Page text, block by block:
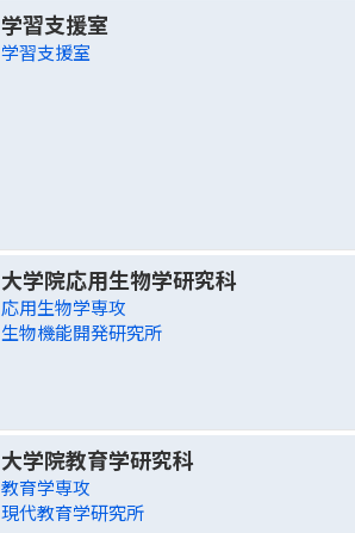
学習支援室
学習支援室
大学院応用生物学研究科
応用生物学専攻
生物機能開発研究所
大学院教育学研究科
教育学専攻
現代教育学研究所